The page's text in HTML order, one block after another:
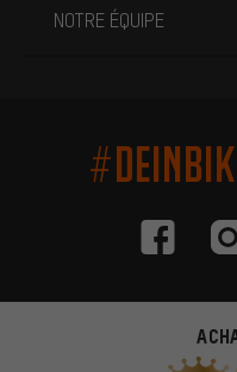
NOTRE ÉQUIPE